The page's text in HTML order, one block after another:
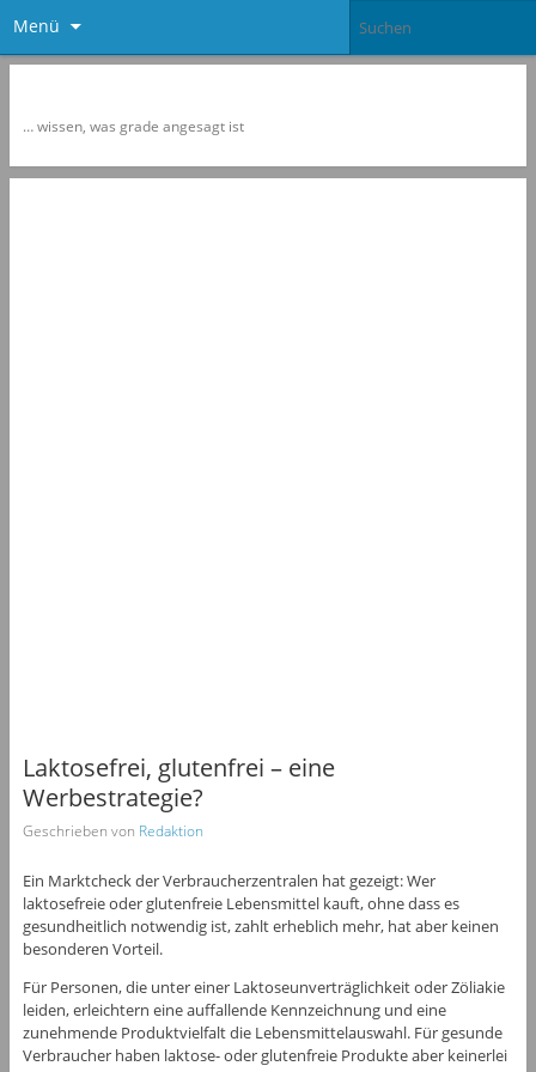
Menü
… wissen, was grade angesagt ist
Laktosefrei, glutenfrei – eine
Werbestrategie?
Geschrieben von Redaktion
Ein Marktcheck der Verbraucherzentralen hat gezeigt: Wer
laktosefreie oder glutenfreie Lebensmittel kauft, ohne dass es
gesundheitlich notwendig ist, zahlt erheblich mehr, hat aber keinen
besonderen Vorteil.
Für Personen, die unter einer Laktoseunverträglichkeit oder Zöliakie
leiden, erleichtern eine auffallende Kennzeichnung und eine
zunehmende Produktvielfalt die Lebensmittelauswahl. Für gesunde
Verbraucher haben laktose- oder glutenfreie Produkte aber keinerlei